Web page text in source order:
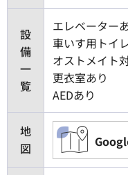
設
備
一
覧
エレベーター
車いす用トイ
オストメイト
更衣室あり
AEDあり
地
図